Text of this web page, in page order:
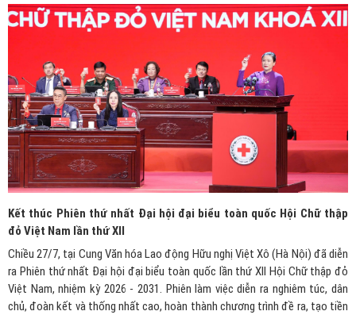
Kết thúc Phiên thứ nhất Đại hội đại biểu toàn quốc Hội Chữ thập
đỏ Việt Nam lần thứ XII
Chiều 27/7, tại Cung Văn hóa Lao động Hữu nghị Việt Xô (Hà Nội) đã diễn
ra Phiên thứ nhất Đại hội đại biểu toàn quốc lần thứ XII Hội Chữ thập đỏ
Việt Nam, nhiệm kỳ 2026 - 2031. Phiên làm việc diễn ra nghiêm túc, dân
chủ, đoàn kết và thống nhất cao, hoàn thành chương trình đề ra, tạo tiền